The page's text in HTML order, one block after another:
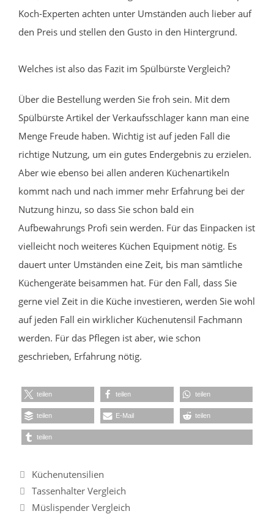
Koch-Experten achten unter Umständen auch lieber auf
den Preis und stellen den Gusto in den Hintergrund.
Welches ist also das Fazit im Spülbürste Vergleich?
Über die Bestellung werden Sie froh sein. Mit dem
Spülbürste Artikel der Verkaufsschlager kann man eine
Menge Freude haben. Wichtig ist auf jeden Fall die
richtige Nutzung, um ein gutes Endergebnis zu erzielen.
Aber wie ebenso bei allen anderen Küchenartikeln
kommt nach und nach immer mehr Erfahrung bei der
Nutzung hinzu, so dass Sie schon bald ein
Aufbewahrungs Profi sein werden. Für das Einpacken ist
vielleicht noch weiteres Küchen Equipment nötig. Es
dauert unter Umständen eine Zeit, bis man sämtliche
Küchengeräte beisammen hat. Für den Fall, dass Sie
gerne viel Zeit in die Küche investieren, werden Sie wohl
auf jeden Fall ein wirklicher Küchenutensil Fachmann
werden. Für das Pflegen ist aber, wie schon
geschrieben, Erfahrung nötig.
teilen teilen teilen
teilen E-Mail teilen
teilen
Kategorien
Küchenutensilien
Tassenhalter Vergleich
Müslispender Vergleich